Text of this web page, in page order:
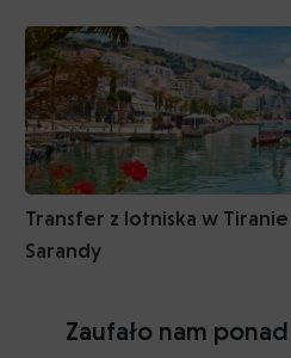
Transfer z lotniska w
Sarandy
Zaufało nam